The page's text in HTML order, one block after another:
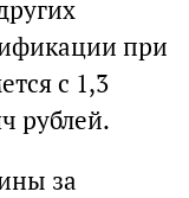
при
с 1,3
рублей.
за